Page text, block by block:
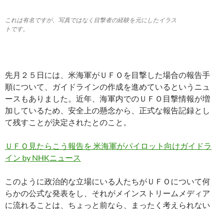
これは有名ですが、写真ではなく目撃者の経験を元にしたイラス
トです。
先月２５日には、米海軍がＵＦＯを目撃した場合の報告手
順について、ガイドラインの作成を進めているというニュ
ースもありました。近年、海軍内でのＵＦＯ目撃情報が増
加しているため、安全上の懸念から、正式な報告記録とし
て残すことが決定されたとのこと。
ＵＦＯ見たらこう報告を 米海軍がパイロット向けガイドラ
イン by NHKニュース
このように政治的な立場にいる人たちがＵＦＯについて何
らかの公式な発表をし、それがメインストリームメディア
に流れることは、ちょっと前なら、まったく考えられない